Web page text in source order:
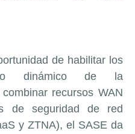
de habilitar los
dinámico de la
recursos WAN
de seguridad de red
y ZTNA), el SASE da